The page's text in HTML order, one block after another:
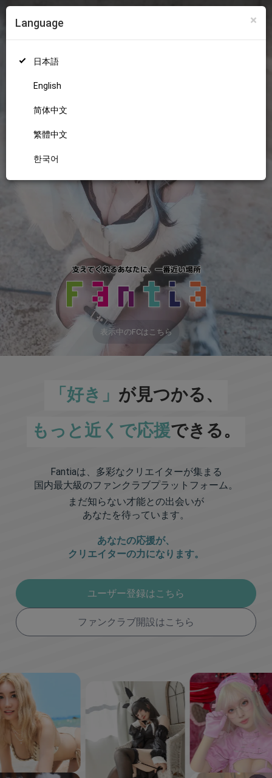
×
Language
日本語
English
简体中文
繁體中文
한국어
18+
表示中のFCはこちら
「好き」 が見つかる、
もっと近くで応援できる。
Fantiaは、多彩なクリエイターが集まる
国内最大級のファンクラブプラットフォーム。
まだ知らない才能との出会いが
あなたを待っています。
あなたの応援が、
クリエイターの力になります。
ユーザー登録はこちら
ファンクラブ開設はこちら